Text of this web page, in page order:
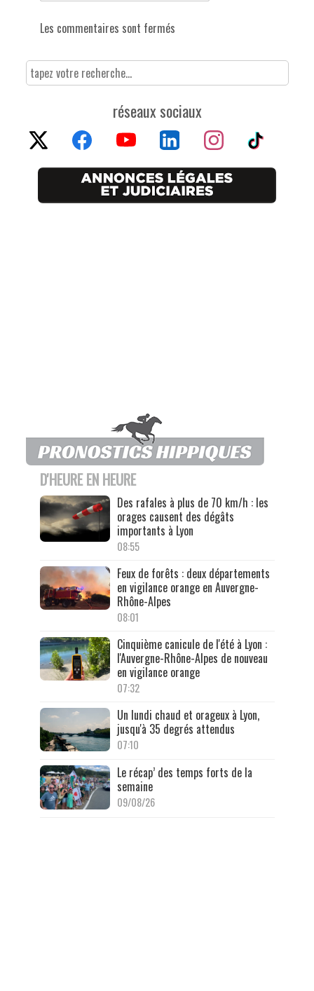
Les commentaires sont fermés
réseaux sociaux
D'HEURE EN HEURE
Des rafales à plus de 70 km/h : les
orages causent des dégâts
importants à Lyon
08:55
Feux de forêts : deux départements
en vigilance orange en Auvergne-
Rhône-Alpes
08:01
Cinquième canicule de l'été à Lyon :
l'Auvergne-Rhône-Alpes de nouveau
en vigilance orange
07:32
Un lundi chaud et orageux à Lyon,
jusqu'à 35 degrés attendus
07:10
Le récap’ des temps forts de la
semaine
09/08/26